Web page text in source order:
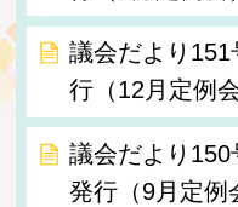
議会だより
行（12月定例会
議会だより
発行（9月定例